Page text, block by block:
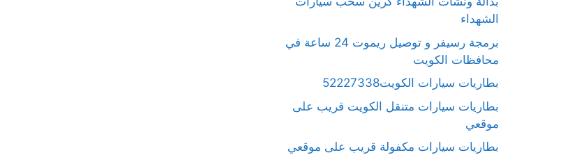
الشهداء
برمجة رسيفر و توصيل ريموت 24 ساعة في
محافظات الكويت
بطاريات سيارات الكويت52227338
بطاريات سيارات متنقل الكويت قريب على
موقعي
بطاريات سيارات مكفولة قريب على موقعي